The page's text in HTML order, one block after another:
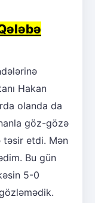
Hakan
olanda da
göz-gözə
təsir etdi. Mən
Bu gün
5-0